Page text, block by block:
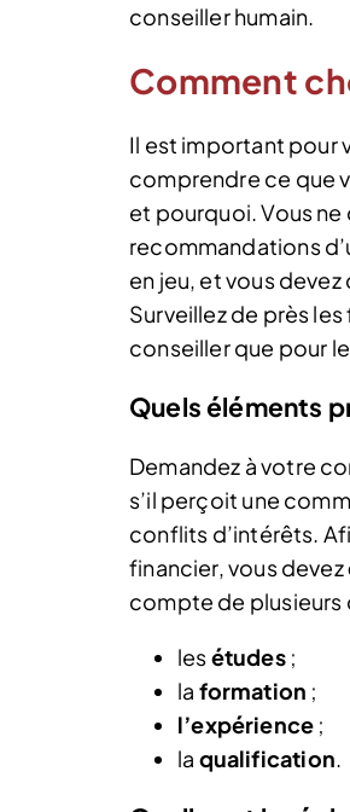
conseiller humain.
Comment
Il est important pour
comprendre ce que
et pourquoi. Vous ne
recommandations
en jeu, et vous
Surveillez de près
conseiller que pour
Quels éléments
Demandez à votre
s’il perçoit une
conflits d’intérêts.
financier, vous devez
compte de plusieurs
lesétudes;
la formation ;
l’expérience ;
la qualification.